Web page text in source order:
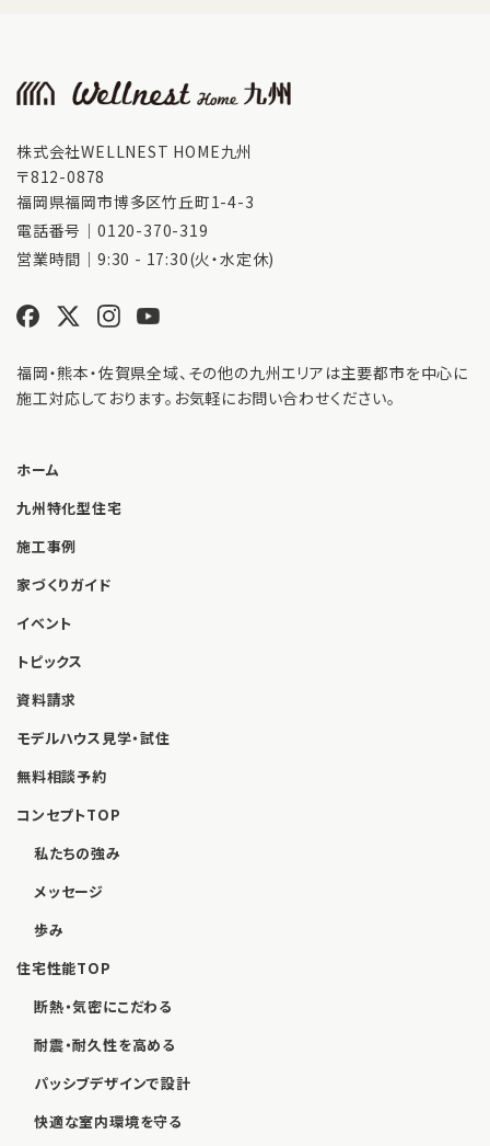
株式会社WELLNEST HOME九州
〒812-0878
福岡県福岡市博多区竹丘町1-4-3
電話番号｜ 0120-370-319
営業時間｜9:30 - 17:30(火・水定休)
福岡・熊本・佐賀県全域、その他の九州エリアは主要都市を中心に
施工対応しております。お気軽にお問い合わせください。
ホーム
九州特化型住宅
施工事例
家づくりガイド
イベント
トピックス
資料請求
モデルハウス見学・試住
無料相談予約
コンセプトTOP
私たちの強み
メッセージ
歩み
住宅性能TOP
断熱・気密にこだわる
耐震・耐久性を高める
パッシブデザインで設計
快適な室内環境を守る